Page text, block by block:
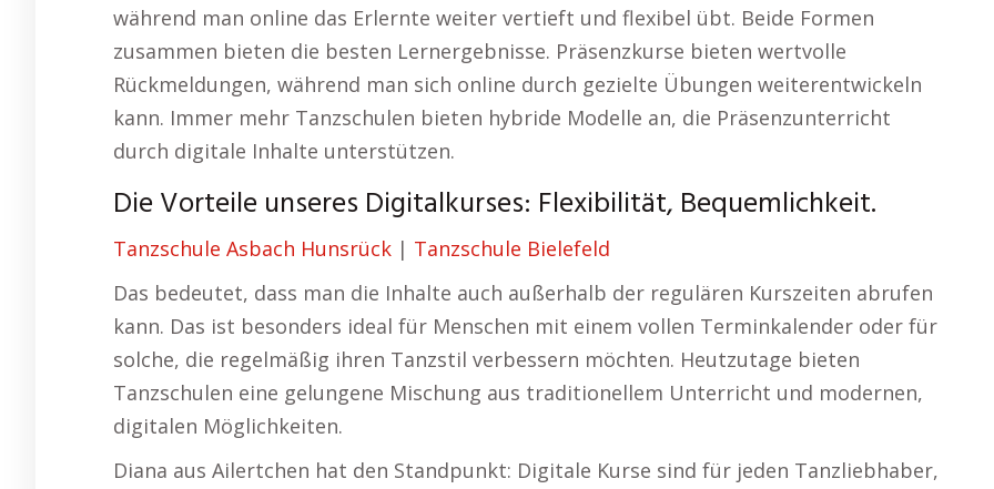
während man online das Erlernte weiter vertieft und flexibel übt. Beide Formen
zusammen bieten die besten Lernergebnisse. Präsenzkurse bieten wertvolle
Rückmeldungen, während man sich online durch gezielte Übungen weiterentwickeln
kann. Immer mehr Tanzschulen bieten hybride Modelle an, die Präsenzunterricht
durch digitale Inhalte unterstützen.
Die Vorteile unseres Digitalkurses: Flexibilität, Bequemlichkeit.
Tanzschule Asbach Hunsrück | Tanzschule Bielefeld
Das bedeutet, dass man die Inhalte auch außerhalb der regulären Kurszeiten abrufen
kann. Das ist besonders ideal für Menschen mit einem vollen Terminkalender oder für
solche, die regelmäßig ihren Tanzstil verbessern möchten. Heutzutage bieten
Tanzschulen eine gelungene Mischung aus traditionellem Unterricht und modernen,
digitalen Möglichkeiten.
Diana aus Ailertchen hat den Standpunkt: Digitale Kurse sind für jeden Tanzliebhaber,